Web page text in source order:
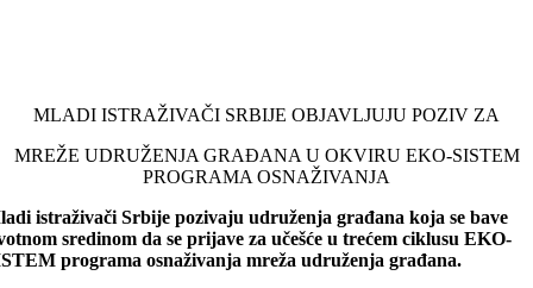
MLADI ISTRAŽIVAČI SRBIJE OBJAVLJUJU POZIV ZA
MREŽE UDRUŽENJA GRAĐANA U OKVIRU EKO-SISTEM
PROGRAMA OSNAŽIVANJA
istraživači Srbije pozivaju udruženja građana koja se bave
sredinom da se prijave za učešće u trećem ciklusu EKO-
programa osnaživanja mreža udruženja građana.